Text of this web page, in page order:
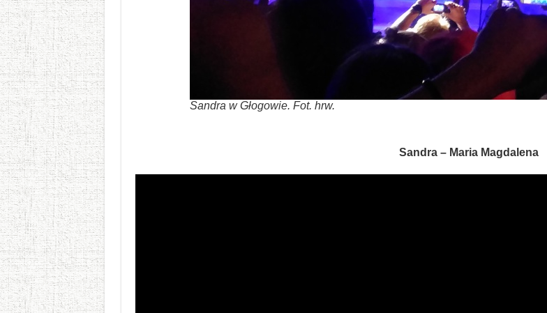
Sandra w Głogowie. Fot. hrw.
Sandra – Maria Magdalena